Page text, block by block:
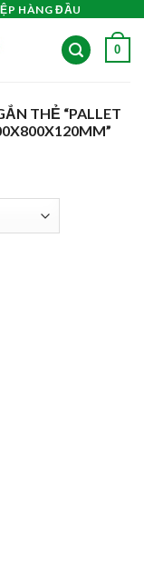
HÀNG ĐẦU
0
THẺ “PALLET